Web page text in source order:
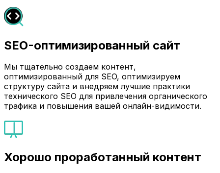
SEO-оптимизированный сайт
Мы тщательно создаем контент,
оптимизированный для SEO, оптимизируем
структуру сайта и внедряем лучшие практики
технического SEO для привлечения органического
трафика и повышения вашей онлайн-видимости.
Хорошо проработанный контент